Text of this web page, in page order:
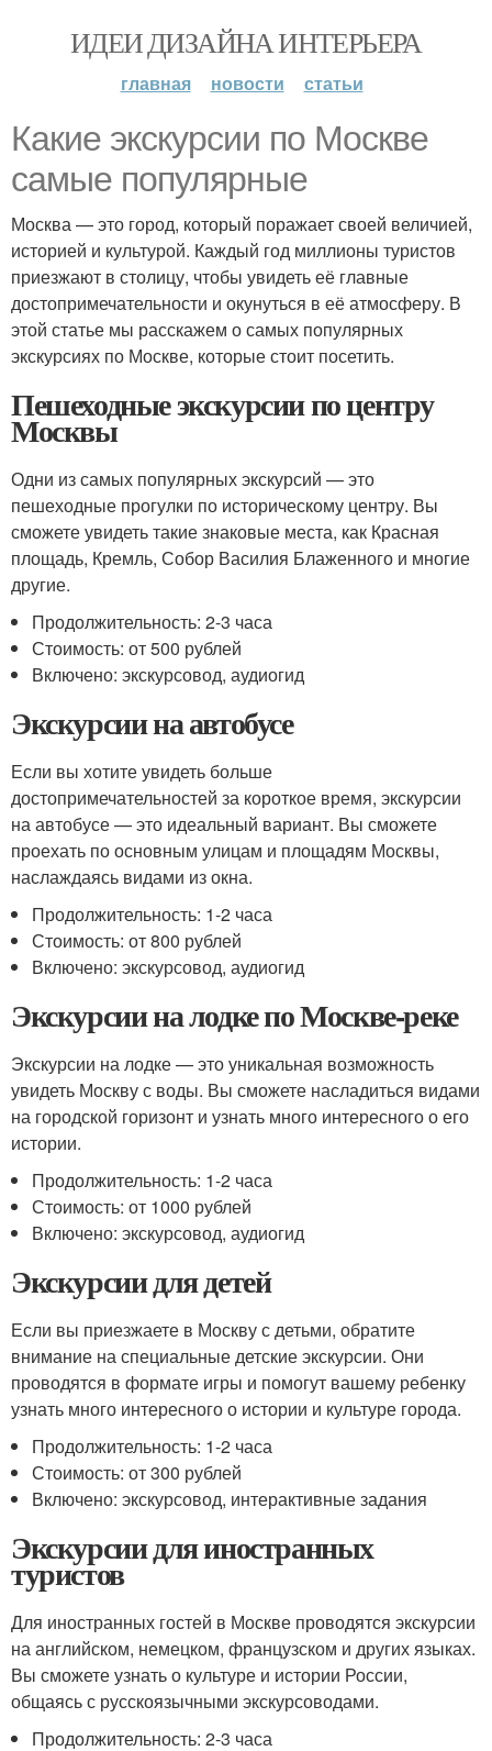
ИДЕИ ДИЗАЙНА ИНТЕРЬЕРА
главная новости статьи
Какие экскурсии по Москве
самые популярные
Москва — это город, который поражает своей величией,
историей и культурой. Каждый год миллионы туристов
приезжают в столицу, чтобы увидеть её главные
достопримечательности и окунуться в её атмосферу. В
этой статье мы расскажем о самых популярных
экскурсиях по Москве, которые стоит посетить.
Пешеходные экскурсии по центру
Москвы
Одни из самых популярных экскурсий — это
пешеходные прогулки по историческому центру. Вы
сможете увидеть такие знаковые места, как Красная
площадь, Кремль, Собор Василия Блаженного и многие
другие.
Продолжительность: 2-3 часа
Стоимость: от 500 рублей
Включено: экскурсовод, аудиогид
Экскурсии на автобусе
Если вы хотите увидеть больше
достопримечательностей за короткое время, экскурсии
на автобусе — это идеальный вариант. Вы сможете
проехать по основным улицам и площадям Москвы,
наслаждаясь видами из окна.
Продолжительность: 1-2 часа
Стоимость: от 800 рублей
Включено: экскурсовод, аудиогид
Экскурсии на лодке по Москве-реке
Экскурсии на лодке — это уникальная возможность
увидеть Москву с воды. Вы сможете насладиться видами
на городской горизонт и узнать много интересного о его
истории.
Продолжительность: 1-2 часа
Стоимость: от 1000 рублей
Включено: экскурсовод, аудиогид
Экскурсии для детей
Если вы приезжаете в Москву с детьми, обратите
внимание на специальные детские экскурсии. Они
проводятся в формате игры и помогут вашему ребенку
узнать много интересного о истории и культуре города.
Продолжительность: 1-2 часа
Стоимость: от 300 рублей
Включено: экскурсовод, интерактивные задания
Экскурсии для иностранных
туристов
Для иностранных гостей в Москве проводятся экскурсии
на английском, немецком, французском и других языках.
Вы сможете узнать о культуре и истории России,
общаясь с русскоязычными экскурсоводами.
Продолжительность: 2-3 часа